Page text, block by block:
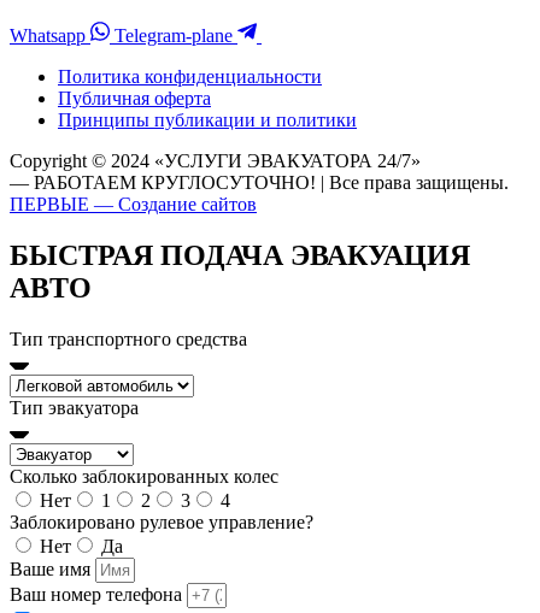
Whatsapp
Telegram-plane
Политика конфиденциальности
Публичная оферта
Принципы публикации и политики
Copyright © 2024 «УСЛУГИ ЭВАКУАТОРА 24/7»
— РАБОТАЕМ КРУГЛОСУТОЧНО! | Все права защищены.
ПЕРВЫЕ — Создание сайтов
БЫСТРАЯ ПОДАЧА ЭВАКУАЦИЯ
АВТО
Тип транспортного средства
Тип эвакуатора
Сколько заблокированных колес
Нет
1 2 3
4
Заблокировано рулевое управление?
Нет
Да
Ваше имя
Ваш номер телефона